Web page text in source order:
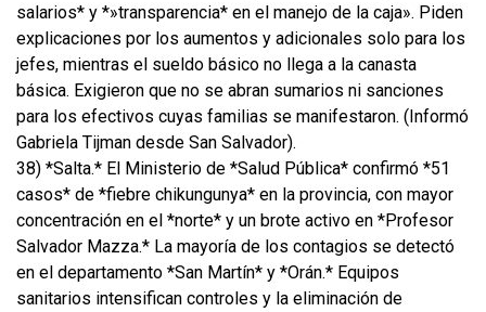
salarios* y *»transparencia* en el manejo de la caja». Piden
explicaciones por los aumentos y adicionales solo para los
jefes, mientras el sueldo básico no llega a la canasta
básica. Exigieron que no se abran sumarios ni sanciones
para los efectivos cuyas familias se manifestaron. (Informó
Gabriela Tijman desde San Salvador).
38) *Salta.* El Ministerio de *Salud Pública* confirmó *51
casos* de *fiebre chikungunya* en la provincia, con mayor
concentración en el *norte* y un brote activo en *Profesor
Salvador Mazza.* La mayoría de los contagios se detectó
en el departamento *San Martín* y *Orán.* Equipos
sanitarios intensifican controles y la eliminación de